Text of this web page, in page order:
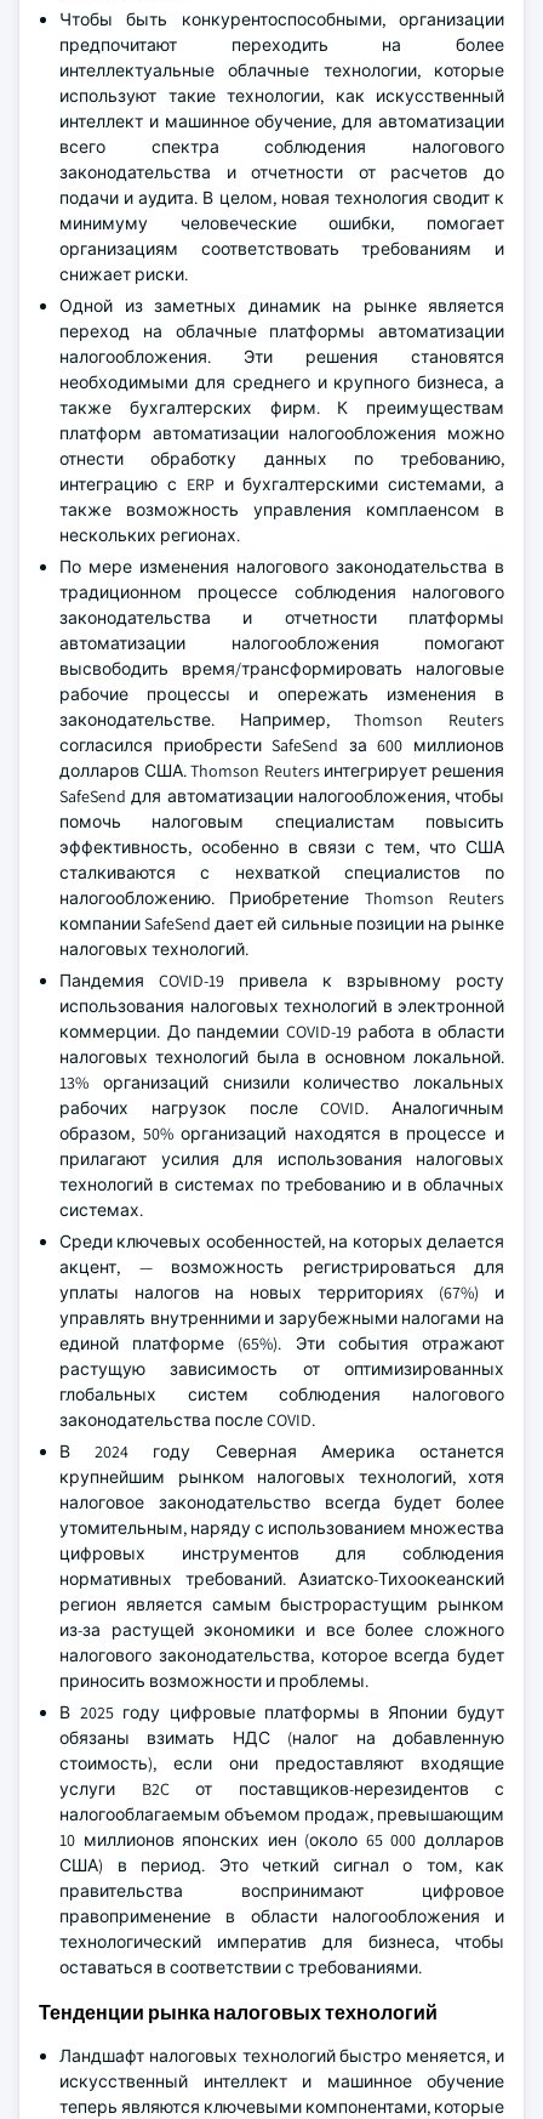
Чтобы быть конкурентоспособными, организации
предпочитают переходить на более
интеллектуальные облачные технологии, которые
используют такие технологии, как искусственный
интеллект и машинное обучение, для автоматизации
всего спектра соблюдения налогового
законодательства и отчетности от расчетов до
подачи и аудита. В целом, новая технология сводит к
минимуму человеческие ошибки, помогает
организациям соответствовать требованиям и
снижает риски.
Одной из заметных динамик на рынке является
переход на облачные платформы автоматизации
налогообложения. Эти решения становятся
необходимыми для среднего и крупного бизнеса, а
также бухгалтерских фирм. К преимуществам
платформ автоматизации налогообложения можно
отнести обработку данных по требованию,
интеграцию с ERP и бухгалтерскими системами, а
также возможность управления комплаенсом в
нескольких регионах.
По мере изменения налогового законодательства в
традиционном процессе соблюдения налогового
законодательства и отчетности платформы
автоматизации налогообложения помогают
высвободить время/трансформировать налоговые
рабочие процессы и опережать изменения в
законодательстве. Например, Thomson Reuters
согласился приобрести SafeSend за 600 миллионов
долларов США. Thomson Reuters интегрирует решения
SafeSend для автоматизации налогообложения, чтобы
помочь налоговым специалистам повысить
эффективность, особенно в связи с тем, что США
сталкиваются с нехваткой специалистов по
налогообложению. Приобретение Thomson Reuters
компании SafeSend дает ей сильные позиции на рынке
налоговых технологий.
Пандемия COVID-19 привела к взрывному росту
использования налоговых технологий в электронной
коммерции. До пандемии COVID-19 работа в области
налоговых технологий была в основном локальной.
13% организаций снизили количество локальных
рабочих нагрузок после COVID. Аналогичным
образом, 50% организаций находятся в процессе и
прилагают усилия для использования налоговых
технологий в системах по требованию и в облачных
системах.
Среди ключевых особенностей, на которых делается
акцент, — возможность регистрироваться для
уплаты налогов на новых территориях (67%) и
управлять внутренними и зарубежными налогами на
единой платформе (65%). Эти события отражают
растущую зависимость от оптимизированных
глобальных систем соблюдения налогового
законодательства после COVID.
В 2024 году Северная Америка останется
крупнейшим рынком налоговых технологий, хотя
налоговое законодательство всегда будет более
утомительным, наряду с использованием множества
цифровых инструментов для соблюдения
нормативных требований. Азиатско-Тихоокеанский
регион является самым быстрорастущим рынком
из-за растущей экономики и все более сложного
налогового законодательства, которое всегда будет
приносить возможности и проблемы.
В 2025 году цифровые платформы в Японии будут
обязаны взимать НДС (налог на добавленную
стоимость), если они предоставляют входящие
услуги B2C от поставщиков-нерезидентов с
налогооблагаемым объемом продаж, превышающим
10 миллионов японских иен (около 65 000 долларов
США) в период. Это четкий сигнал о том, как
правительства воспринимают цифровое
правоприменение в области налогообложения и
технологический императив для бизнеса, чтобы
оставаться в соответствии с требованиями.
Тенденции рынка налоговых технологий
Ландшафт налоговых технологий быстро меняется, и
искусственный интеллект и машинное обучение
теперь являются ключевыми компонентами, которые